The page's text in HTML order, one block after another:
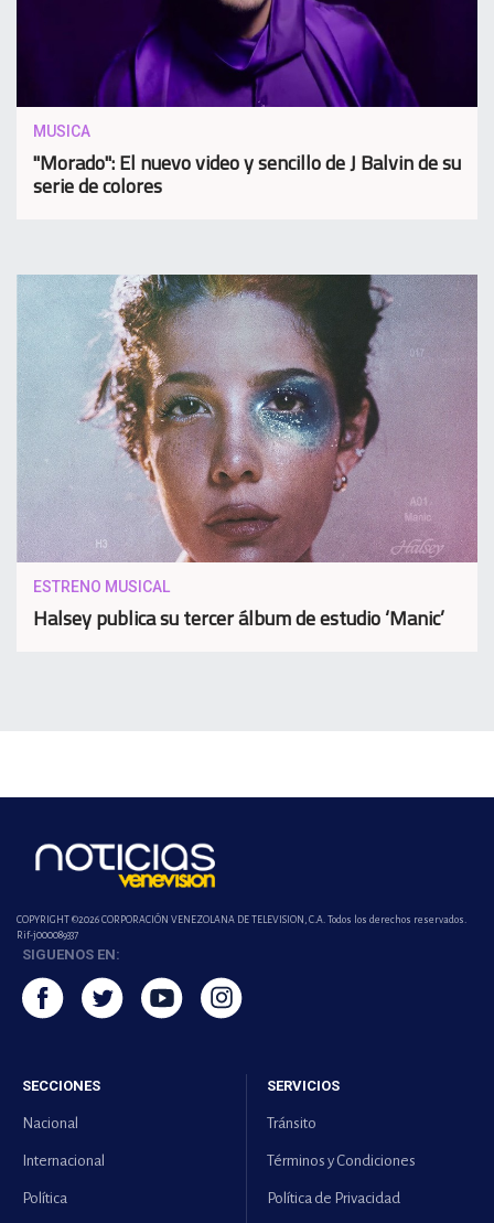
MUSICA
"Morado": El nuevo video y sencillo de J Balvin de su
serie de colores
ESTRENO MUSICAL
Halsey publica su tercer álbum de estudio ‘Manic’
COPYRIGHT ©2026 CORPORACIÓN VENEZOLANA DE TELEVISION, C.A. Todos los derechos reservados.
Rif-j000089337
SIGUENOS EN:
SECCIONES
Nacional
Internacional
Política
SERVICIOS
Tránsito
Términos y Condiciones
Política de Privacidad